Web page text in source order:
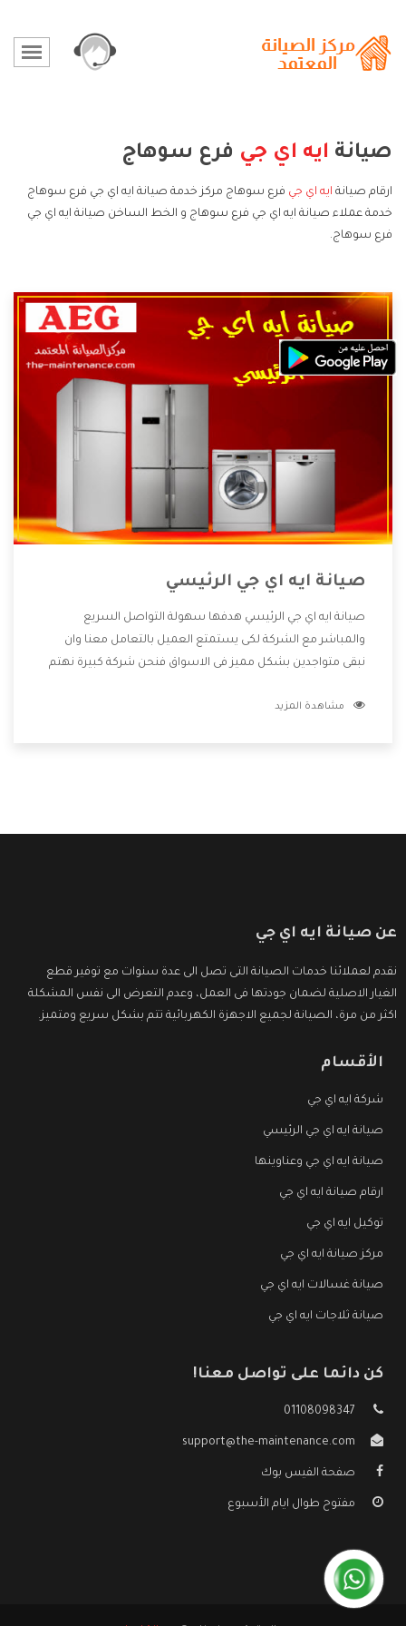
صيانة ايه اي جي فرع سوهاج
ارقام صيانة ايه اي جي فرع سوهاج مركز خدمة صيانة ايه اي جي فرع سوهاج
خدمة عملاء صيانة ايه اي جي فرع سوهاج و الخط الساخن صيانة ايه اي جي
فرع سوهاج.
صيانة ايه اي جي الرئيسي
صيانة ايه اي جي الرئيسي هدفها سهولة التواصل السريع
والمباشر مع الشركة لكى يستمتع العميل بالتعامل معنا وان
نبقى متواجدين بشكل مميز فى الاسواق فنحن شركة كبيرة نهتم
الشركة بها والتى تكون منها خدمة الصيانة التى تكون من أهم
مشاهدة المزيد
عن صيانة ايه اي جي
نقدم لعملائنا خدمات الصيانة التى تصل الى عدة سنوات مع توفير قطع
الغيار الاصلية لضمان جودتها فى العمل، وعدم التعرض الى نفس المشكلة
اكثر من مرة، الصيانة لجميع الاجهزة الكهربائية تتم بشكل سريع ومتميز.
الأقسام
شركة ايه اي جي
صيانة ايه اي جي الرئيسي
صيانة ايه اي جي وعناوينها
ارقام صيانة ايه اي جي
توكيل ايه اي جي
مركز صيانة ايه اي جي
صيانة غسالات ايه اي جي
صيانة ثلاجات ايه اي جي
كن دائما على تواصل معنا!
01108098347
support@the-maintenance.com
صفحة الفيس بوك
مفتوح طوال ايام الأسبوع